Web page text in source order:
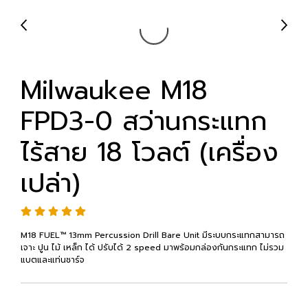
Milwaukee M18
FPD3-0 สว่านกระแทก
ไร้สาย 18 โวลต์ (เครื่อง
เปล่า)
M18 FUEL™ 13mm Percussion Drill Bare Unit มีระบบกระแทกสามารถ
เจาะ ปูน ไม้ เหล็ก ได้ ปรับได้ 2 speed มาพร้อมกล่องกันกระแทก ไม่รวม
แบตและแท่นชาร์จ